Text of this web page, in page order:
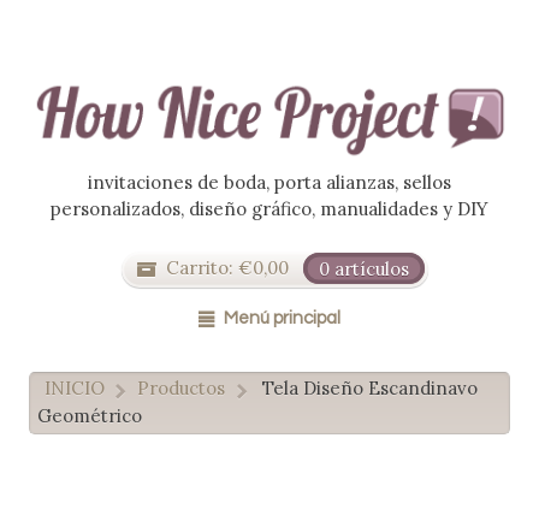
invitaciones de boda, porta alianzas, sellos
personalizados, diseño gráfico, manualidades y DIY
Carrito: €0,00 0 artículos
Menú principal
INICIO > Productos >
Tela Diseño Escandinavo
Geométrico